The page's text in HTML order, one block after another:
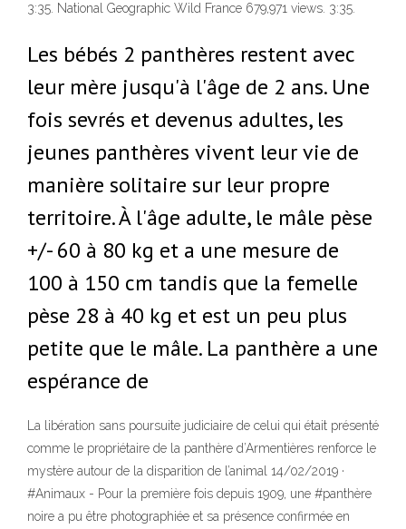
3:35. National Geographic Wild France 679,971 views. 3:35.
Les bébés 2 panthères restent avec
leur mère jusqu'à l'âge de 2 ans. Une
fois sevrés et devenus adultes, les
jeunes panthères vivent leur vie de
manière solitaire sur leur propre
territoire. À l'âge adulte, le mâle pèse
+/- 60 à 80 kg et a une mesure de
100 à 150 cm tandis que la femelle
pèse 28 à 40 kg et est un peu plus
petite que le mâle. La panthère a une
espérance de
La libération sans poursuite judiciaire de celui qui était présenté
comme le propriétaire de la panthère d’Armentières renforce le
mystère autour de la disparition de l’animal 14/02/2019 ·
#Animaux - Pour la première fois depuis 1909, une #panthère
noire a pu être photographiée et sa présence confirmée en